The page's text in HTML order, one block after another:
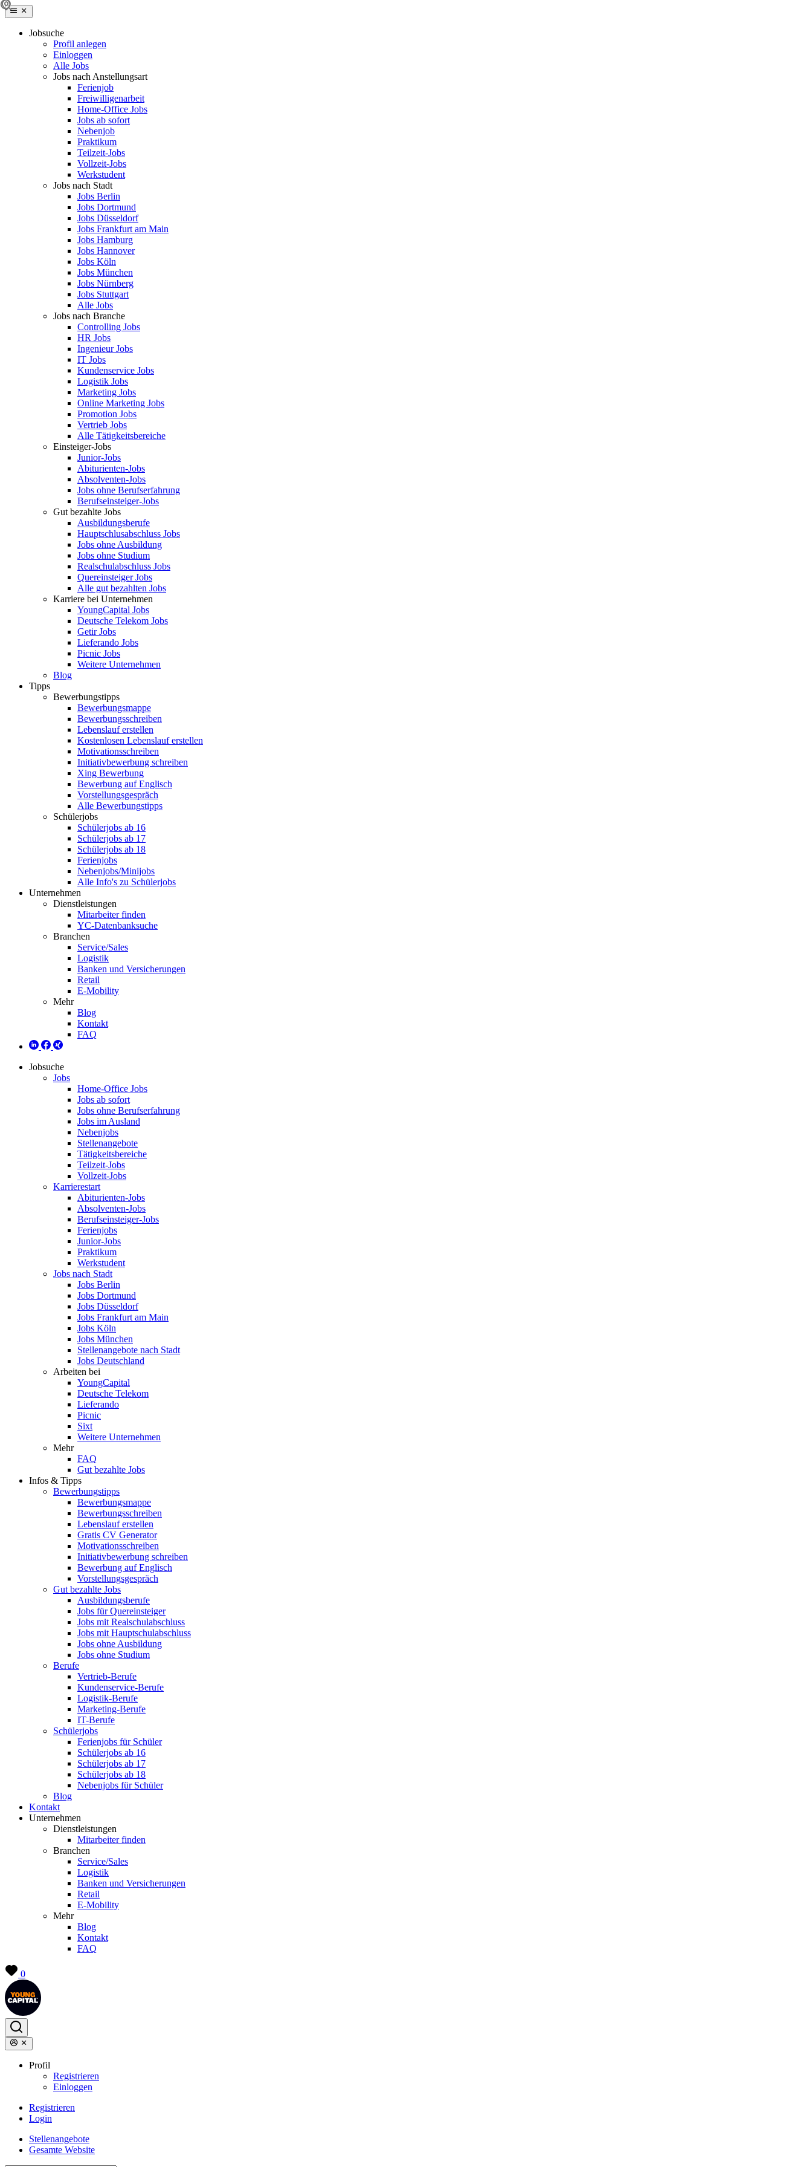
Jobsuche
Profil anlegen
Einloggen
Alle Jobs
Jobs nach Anstellungsart
Ferienjob
Freiwilligenarbeit
Home-Office Jobs
Jobs ab sofort
Nebenjob
Praktikum
Teilzeit-Jobs
Vollzeit-Jobs
Werkstudent
Jobs nach Stadt
Jobs Berlin
Jobs Dortmund
Jobs Düsseldorf
Jobs Frankfurt am Main
Jobs Hamburg
Jobs Hannover
Jobs Köln
Jobs München
Jobs Nürnberg
Jobs Stuttgart
Alle Jobs
Jobs nach Branche
Controlling Jobs
HR Jobs
Ingenieur Jobs
IT Jobs
Kundenservice Jobs
Logistik Jobs
Marketing Jobs
Online Marketing Jobs
Promotion Jobs
Vertrieb Jobs
Alle Tätigkeitsbereiche
Einsteiger-Jobs
Junior-Jobs
Abiturienten-Jobs
Absolventen-Jobs
Jobs ohne Berufserfahrung
Berufseinsteiger-Jobs
Gut bezahlte Jobs
Ausbildungsberufe
Hauptschlusabschluss Jobs
Jobs ohne Ausbildung
Jobs ohne Studium
Realschulabschluss Jobs
Quereinsteiger Jobs
Alle gut bezahlten Jobs
Karriere bei Unternehmen
YoungCapital Jobs
Deutsche Telekom Jobs
Getir Jobs
Lieferando Jobs
Picnic Jobs
Weitere Unternehmen
Blog
Tipps
Bewerbungstipps
Bewerbungsmappe
Bewerbungsschreiben
Lebenslauf erstellen
Kostenlosen Lebenslauf erstellen
Motivationsschreiben
Initiativbewerbung schreiben
Xing Bewerbung
Bewerbung auf Englisch
Vorstellungsgespräch
Alle Bewerbungstipps
Schülerjobs
Schülerjobs ab 16
Schülerjobs ab 17
Schülerjobs ab 18
Ferienjobs
Nebenjobs/Minijobs
Alle Info's zu Schülerjobs
Unternehmen
Dienstleistungen
Mitarbeiter finden
YC-Datenbanksuche
Branchen
Service/Sales
Logistik
Banken und Versicherungen
Retail
E-Mobility
Mehr
Blog
Kontakt
FAQ
Jobsuche
Jobs
Home-Office Jobs
Jobs ab sofort
Jobs ohne Berufserfahrung
Jobs im Ausland
Nebenjobs
Stellenangebote
Tätigkeitsbereiche
Teilzeit-Jobs
Vollzeit-Jobs
Karrierestart
Abiturienten-Jobs
Absolventen-Jobs
Berufseinsteiger-Jobs
Ferienjobs
Junior-Jobs
Praktikum
Werkstudent
Jobs nach Stadt
Jobs Berlin
Jobs Dortmund
Jobs Düsseldorf
Jobs Frankfurt am Main
Jobs Köln
Jobs München
Stellenangebote nach Stadt
Jobs Deutschland
Arbeiten bei
YoungCapital
Deutsche Telekom
Lieferando
Picnic
Sixt
Weitere Unternehmen
Mehr
FAQ
Gut bezahlte Jobs
Infos & Tipps
Bewerbungstipps
Bewerbungsmappe
Bewerbungsschreiben
Lebenslauf erstellen
Gratis CV Generator
Motivationsschreiben
Initiativbewerbung schreiben
Bewerbung auf Englisch
Vorstellungsgespräch
Gut bezahlte Jobs
Ausbildungsberufe
Jobs für Quereinsteiger
Jobs mit Realschulabschluss
Jobs mit Hauptschulabschluss
Jobs ohne Ausbildung
Jobs ohne Studium
Berufe
Vertrieb-Berufe
Kundenservice-Berufe
Logistik-Berufe
Marketing-Berufe
IT-Berufe
Schülerjobs
Ferienjobs für Schüler
Schülerjobs ab 16
Schülerjobs ab 17
Schülerjobs ab 18
Nebenjobs für Schüler
Blog
Kontakt
Unternehmen
Dienstleistungen
Mitarbeiter finden
Branchen
Service/Sales
Logistik
Banken und Versicherungen
Retail
E-Mobility
Mehr
Blog
Kontakt
FAQ
0
Profil
Registrieren
Einloggen
Registrieren
Login
Stellenangebote
Gesamte Website